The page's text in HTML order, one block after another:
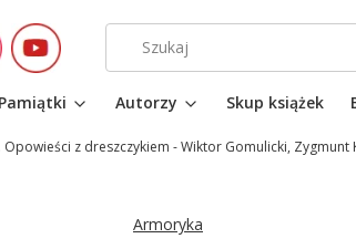
Pamiątki Autorzy Skup książek
Opowieści z dreszczykiem - Wiktor Gomulicki,
Armoryka